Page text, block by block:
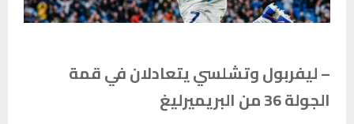
– ليفربول وتشلسي يتعادلان في قمة
الجولة 36 من البريميرليغ